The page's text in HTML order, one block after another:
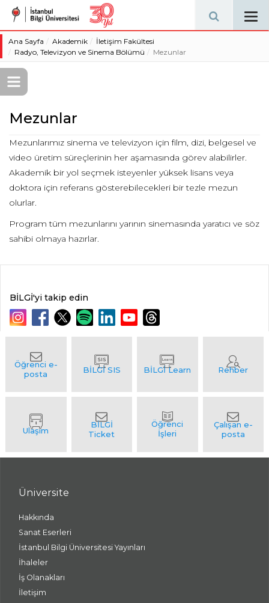
Ana Sayfa Akademik
İletişim Fakültesi
Radyo, Televizyon ve Sinema Bölümü
Mezunlar
Mezunlar
Mezunlarımız sinema ve televizyon için film, dizi, belgesel ve
video üretim süreçlerinin her aşamasında görev alabilirler.
Akademik bir yol seçmek isteyenler yüksek lisans veya
doktora için referans gösterebilecekleri bir tezle mezun
olurlar.
Program tüm mezunlarını yarının sinemasında yaratıcı ve söz
sahibi olmaya hazırlar.
BİLGİ'yi takip edin
Üniversite
Hakkında
Sanat Eserleri
İstanbul Bilgi Üniversitesi Yayınları
İhaleler
İş Olanakları
İletişim